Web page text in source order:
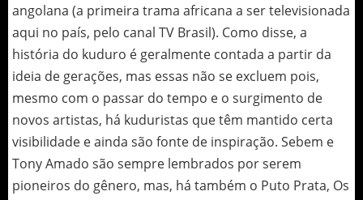
angolana (a primeira trama africana a ser televisionada
aqui no país, pelo canal TV Brasil). Como disse, a
história do kuduro é geralmente contada a partir da
ideia de gerações, mas essas não se excluem pois,
mesmo com o passar do tempo e o surgimento de
novos artistas, há kuduristas que têm mantido certa
visibilidade e ainda são fonte de inspiração. Sebem e
Tony Amado são sempre lembrados por serem
pioneiros do gênero, mas, há também o Puto Prata, Os